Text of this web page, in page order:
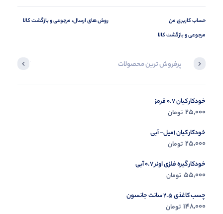
حساب کاربری من
مرجوعی و بازگشت کالا
روش های ارسال، مرجوعی و بازگشت کالا
پرفروش ترین محصولات آخرین
خودکار کیان 0.7 قرمز
25,000 تومان
خودکار کیان 1میل- آبی
25,000 تومان
خودکار گیره فلزی اونر 0.7 آبی
55,000 تومان
چسب کاغذی 2.5 سانت جانسون
148,000 تومان